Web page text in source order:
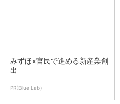
みずほ×官民で進める新産業創
出
PR(Blue Lab)